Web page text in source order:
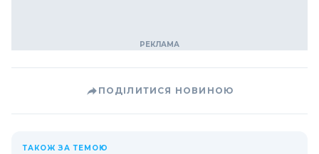
ПОДІЛИТИСЯ НОВИНОЮ
ТАКОЖ ЗА ТЕМОЮ